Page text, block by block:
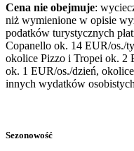
Cena nie obejmuje:
niż wymienione w opisie
podatków turystycznych
Copanello ok. 14 EUR/os./
okolice Pizzo i Tropei ok. 2
ok. 1 EUR/os./dzień,
innych wydatków
Sezonowość